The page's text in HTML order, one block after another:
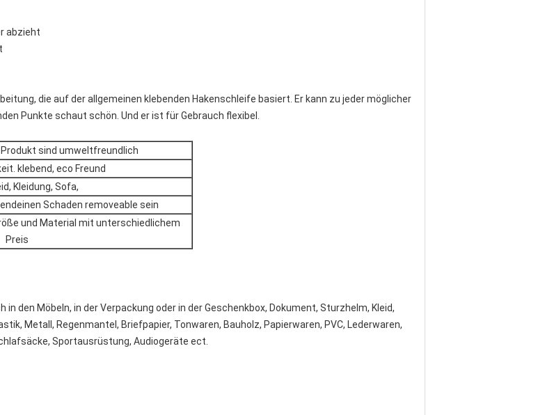
abzieht
die auf der allgemeinen klebenden Hakenschleife basiert. Er kann zu jeder möglicher
Punkte schaut schön. Und er ist für Gebrauch flexibel.
sind umweltfreundlich
klebend, eco Freund
Kleidung, Sofa,
Schaden removeable sein
und Material mit unterschiedlichem
Preis
den Möbeln, in der Verpackung oder in der Geschenkbox, Dokument, Sturzhelm, Kleid,
Metall, Regenmantel, Briefpapier, Tonwaren, Bauholz, Papierwaren, PVC, Lederwaren,
Sportausrüstung, Audiogeräte ect.